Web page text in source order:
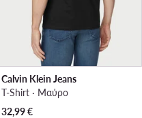
Calvin Klein Jeans
T-Shirt · Μαύρο
32,99€